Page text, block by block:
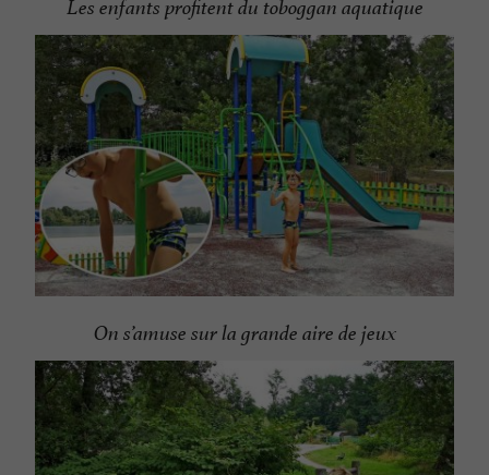
Les enfants profitent du toboggan aquatique
On s’amuse sur la grande aire de jeux